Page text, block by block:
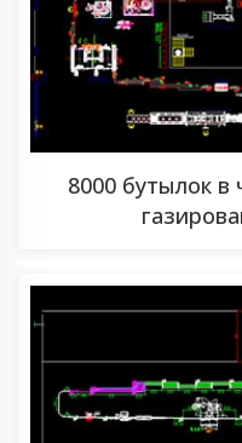
8000 бутылок в